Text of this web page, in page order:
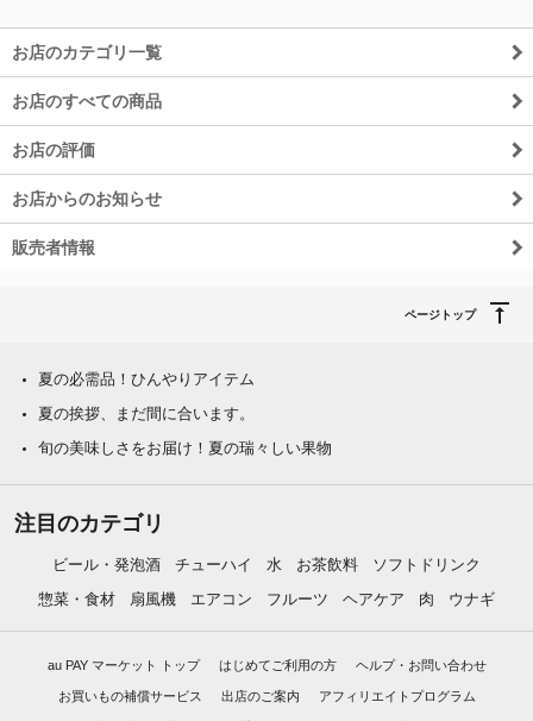
お店のカテゴリ一覧
お店のすべての商品
お店の評価
お店からのお知らせ
販売者情報
ページトップ
夏の必需品！ひんやりアイテム
夏の挨拶、まだ間に合います。
旬の美味しさをお届け！夏の瑞々しい果物
注目のカテゴリ
ビール・発泡酒 チューハイ 水 お茶飲料
ソフトドリンク
惣菜・食材
扇風機 エアコン フルーツ ヘアケア 肉 ウナギ
au PAY マーケット トップ はじめてご利用の方 ヘルプ・お問い合わせ
お買いもの補償サービス 出店のご案内 アフィリエイトプログラム